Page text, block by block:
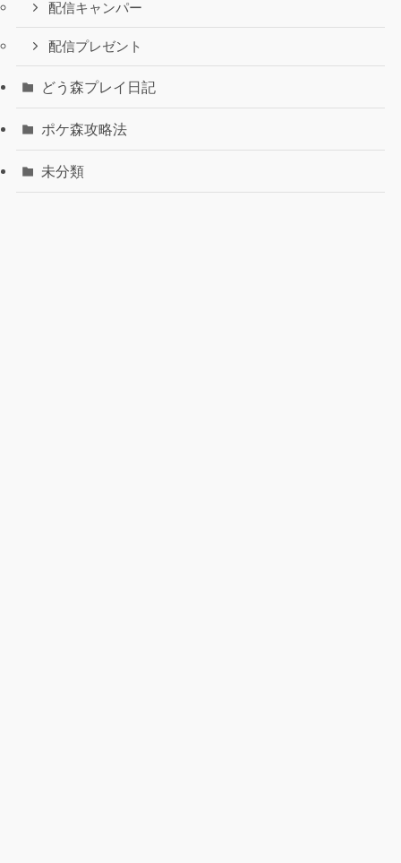
配信キャンパー
配信プレゼント
どう森プレイ日記
ポケ森攻略法
未分類